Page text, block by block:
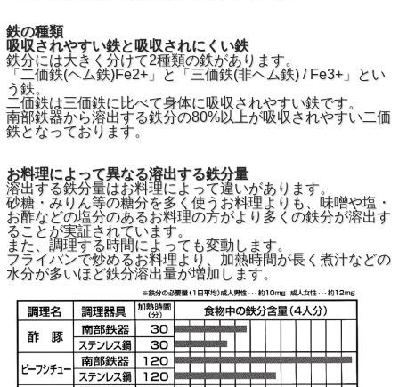
鉄の種類
吸収されやすい鉄と吸収されにくい鉄
鉄分には大きく分けて2種類の鉄があります。
「二価鉄(ヘム鉄)Fe2+」と「三価鉄(非ヘム鉄) / Fe3+」とい
う鉄。
二価鉄は三価鉄に比べて身体に吸収されやすい鉄です。
南部鉄器から溶出する鉄分の80%以上が吸収されやすい二価
鉄となっております。
お料理によって異なる溶出する鉄分量
溶出する鉄分量はお料理によって違いがあります。
砂糖・みりん等の糖分を多く使うお料理よりも、味噌や塩・
お酢などの塩分のあるお料理の方がより多くの鉄分が溶出す
ることが実証されています。
また、調理する時間によっても変動します。
フライパンで炒めるお料理より、加熱時間が長く煮汁などの
水分が多いほど鉄分溶出量が増加します。